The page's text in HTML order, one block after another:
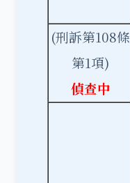
(刑訴第108條
第1項)
偵查中